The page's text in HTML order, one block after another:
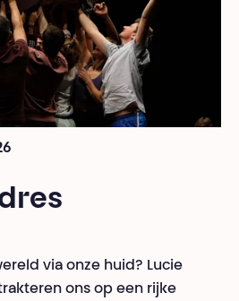
via onze huid? Lucie
ons op een rijke